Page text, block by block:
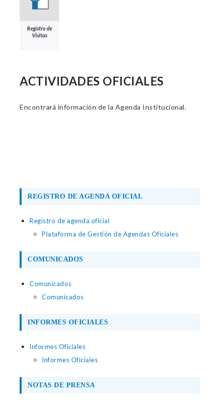
Registro de
Visitas
ACTIVIDADES OFICIALES
Encontrará información de la Agenda Institucional.
REGISTRO DE AGENDA OFICIAL
Registro de agenda oficial
Plataforma de Gestión de Agendas Oficiales
COMUNICADOS
Comunicados
Comunicados
INFORMES OFICIALES
Informes Oficiales
Informes Oficiales
NOTAS DE PRENSA